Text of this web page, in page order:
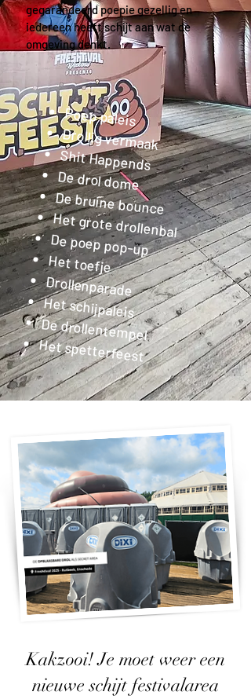
gegarandeerd poepie gezellig en
iedereen heeft schijt aan wat de
omgeving denkt.
Poep paleis
Drollig vermaak
Shit Happends
De drol dome
De bruine bounce
Het grote drollenbal
De poep pop-up
Het toefje
Drollenparade
Het schijpaleis
De drollentempel
Het spetterfeest
​Kakzooi! Je moet weer een
nieuwe schijt festivalarea